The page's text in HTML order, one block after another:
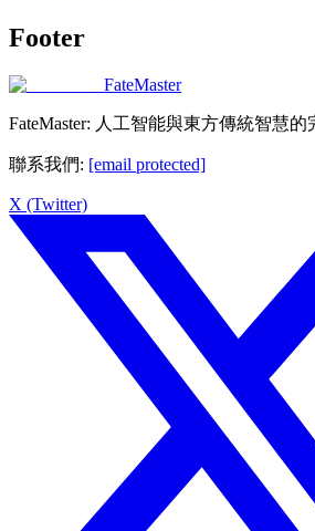
Footer
FateMaster
FateMaster: 人工智能與東方傳統智慧的
聯系我們: [email protected]
X (Twitter)